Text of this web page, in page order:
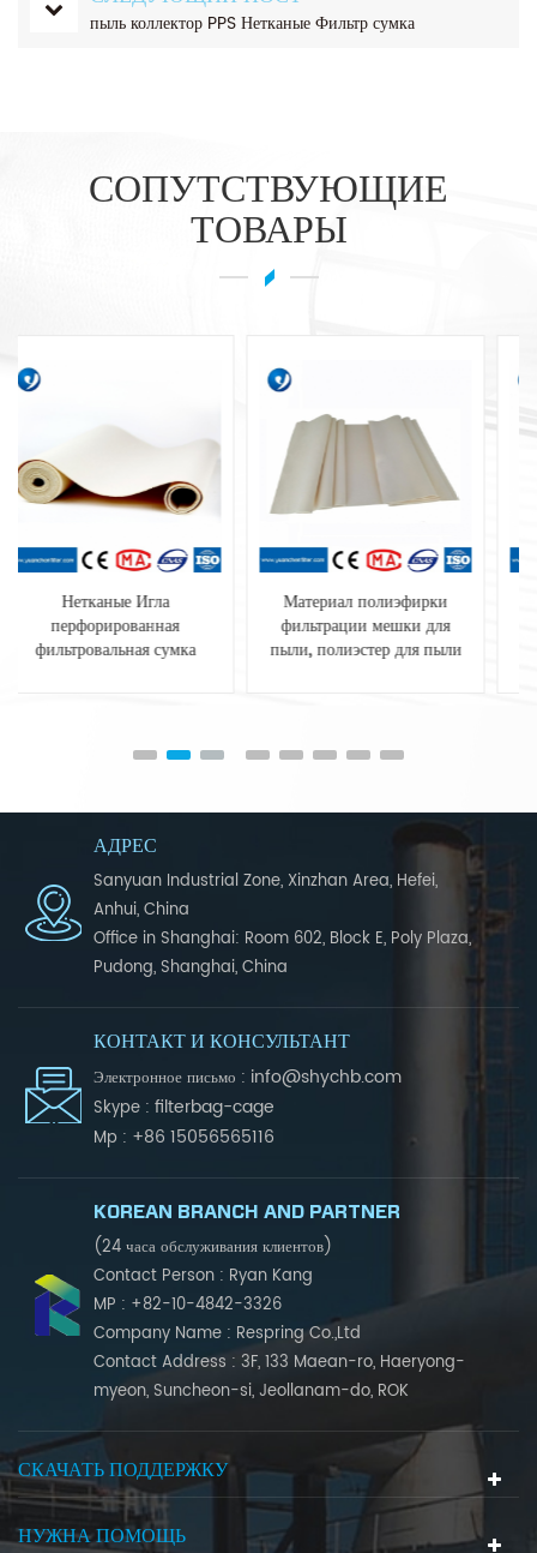
пыль коллектор PPS Нетканые Фильтр сумка
СОПУТСТВУЮЩИЕ
ТОВАРЫ
Материал полиэфирки
фильтрации мешки для
пыли, полиэстер для пыли
Полиэстер Смесировка
Антистатическая Фильтр
мешок для систем сбора
АДРЕС
Sanyuan Industrial Zone, Xinzhan Area, Hefei,
Anhui, China
Office in Shanghai: Room 602, Block E, Poly Plaza,
Pudong, Shanghai, China
КОНТАКТ И КОНСУЛЬТАНТ
Электронное письмо : info@shychb.com
Skype : filterbag-cage
Mp : +86 15056565116
KOREAN BRANCH AND PARTNER
(24 часа обслуживания клиентов)
Contact Person : Ryan Kang
MP : +82-10-4842-3326
Company Name : Respring Co.,Ltd
Contact Address : 3F, 133 Maean-ro, Haeryong-
myeon, Suncheon-si, Jeollanam-do, ROK
СКАЧАТЬ ПОДДЕРЖКУ
НУЖНА ПОМОЩЬ